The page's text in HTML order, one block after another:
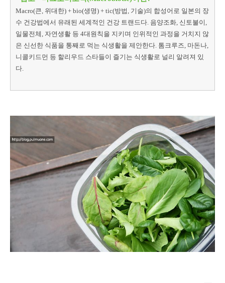
Macro(큰, 위대한) + bio(생명) + tic(방법, 기술)의 합성어로 일본의 장
수 건강법에서 유래된 세계적인 건강 트랜드다. 음양조화, 신토불이,
일물전체, 자연생활 등 4대원칙을 지키며 인위적인 과정을 거치지 않
은 신선한 식품을 통째로 먹는 식생활을 제안한다. 톰크루즈, 마돈나,
니콜키드먼 등 할리우드 스타들이 즐기는 식생활로 널리 알려져 있
다.